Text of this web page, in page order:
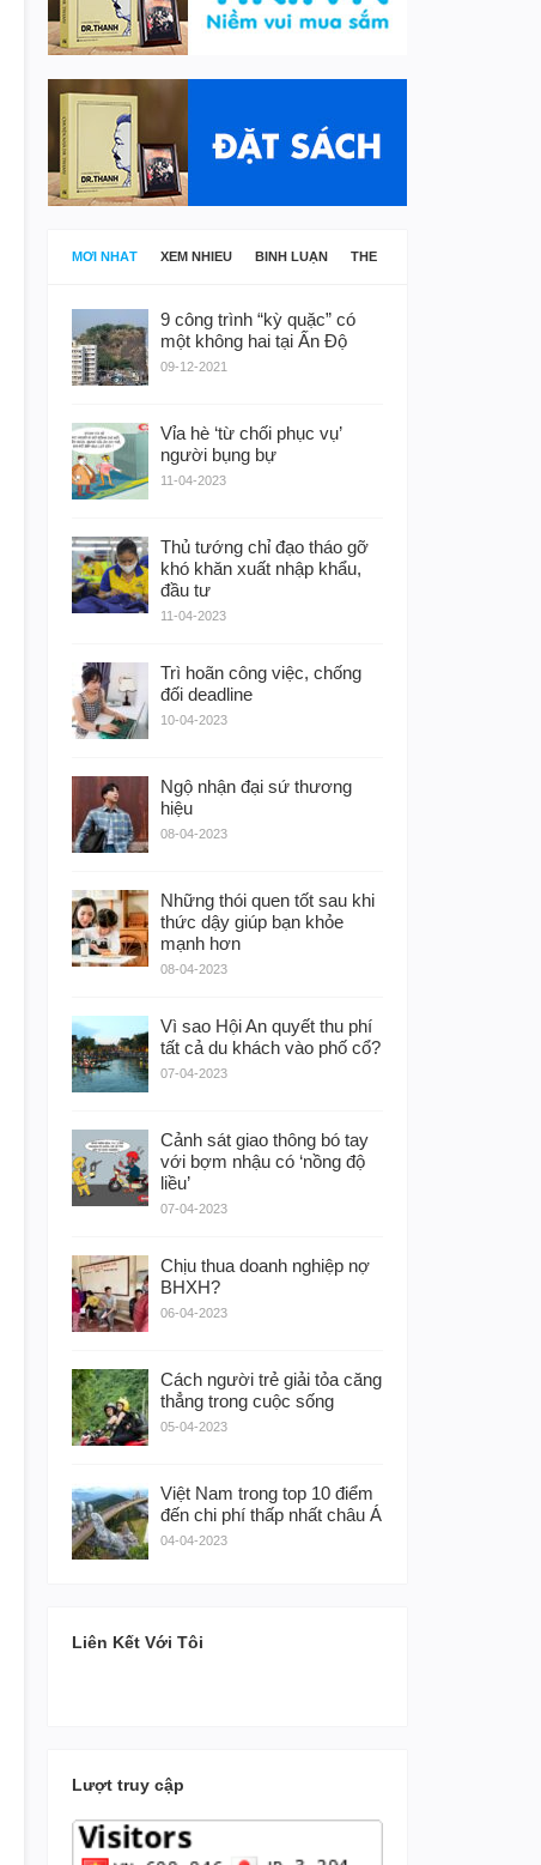
MỚI NHẤT XEM NHIỀU BÌNH LUẬN THẺ
9 công trình “kỳ quặc” có
một không hai tại Ấn Độ
09-12-2021
Vỉa hè ‘từ chối phục vụ’
người bụng bự
11-04-2023
Thủ tướng chỉ đạo tháo gỡ
khó khăn xuất nhập khẩu,
đầu tư
11-04-2023
Trì hoãn công việc, chống
đối deadline
10-04-2023
Ngộ nhận đại sứ thương
hiệu
08-04-2023
Những thói quen tốt sau khi
thức dậy giúp bạn khỏe
mạnh hơn
08-04-2023
Vì sao Hội An quyết thu phí
tất cả du khách vào phố cổ?
07-04-2023
Cảnh sát giao thông bó tay
với bợm nhậu có ‘nồng độ
liều’
07-04-2023
Chịu thua doanh nghiệp nợ
BHXH?
06-04-2023
Cách người trẻ giải tỏa căng
thẳng trong cuộc sống
05-04-2023
Việt Nam trong top 10 điểm
đến chi phí thấp nhất châu Á
04-04-2023
Liên Kết Với Tôi
Lượt truy cập